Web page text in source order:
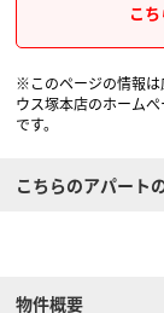
こ
※このページの情報は
ウス塚本店のホーム
です。
こちらのアパート
物件概要